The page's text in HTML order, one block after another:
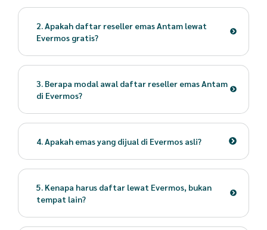
2. Apakah daftar reseller emas Antam lewat
Evermos gratis?
3. Berapa modal awal daftar reseller emas Antam
di Evermos?
4. Apakah emas yang dijual di Evermos asli?
5. Kenapa harus daftar lewat Evermos, bukan
tempat lain?